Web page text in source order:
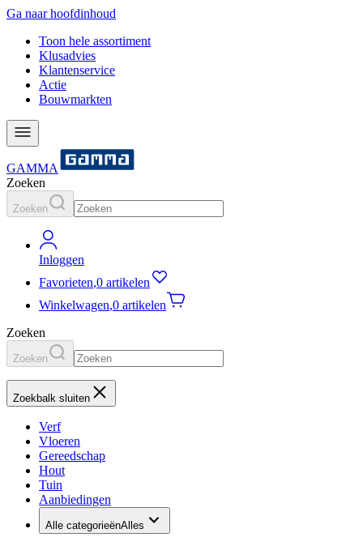
Ga naar hoofdinhoud
Toon hele assortiment
Klusadvies
Klantenservice
Actie
Bouwmarkten
GAMMA
Zoeken
Zoeken
Inloggen
Favorieten,0 artikelen
Winkelwagen,0 artikelen
Zoeken
Zoeken
Zoekbalk sluiten
Verf
Vloeren
Gereedschap
Hout
Tuin
Aanbiedingen
Alle categorieënAlles